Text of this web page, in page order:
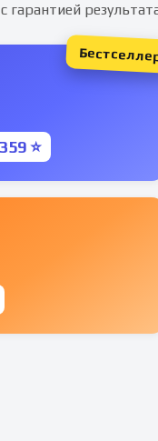
гарантией
⭐